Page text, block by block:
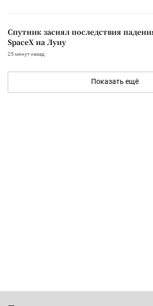
Спутник заснял последствия
SpaceX на Луну
25 минут назад
Показать ещё